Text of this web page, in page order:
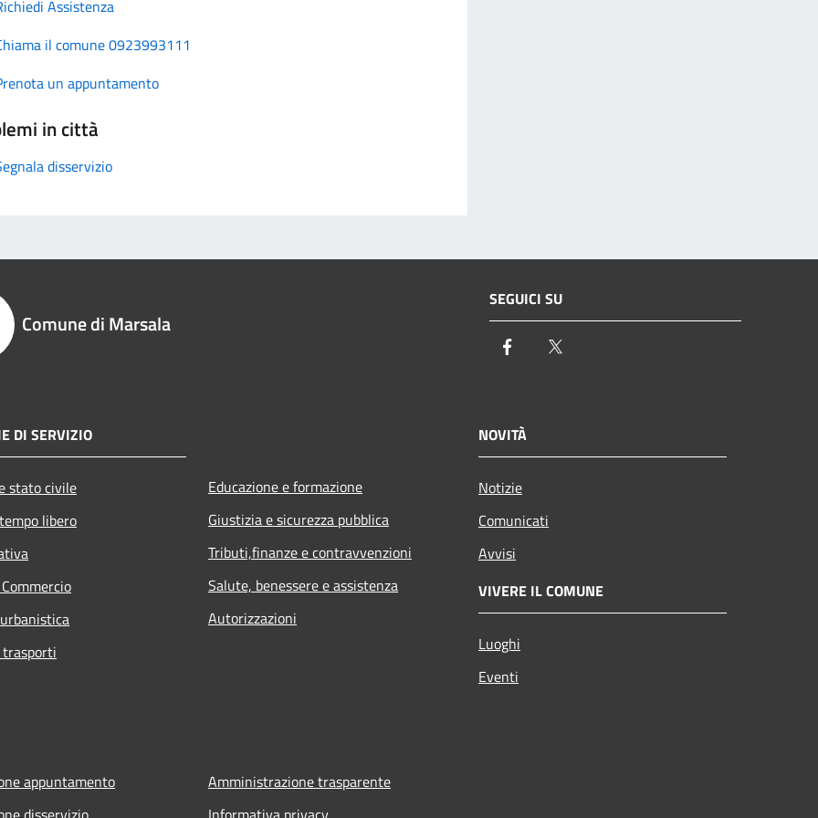
Assistenza
il comune 0923993111
un appuntamento
in città
disservizio
Comune di Marsala
SEGUICI SU
Facebook
DI SERVIZIO
stato civile
libero
Educazione e formazione
Giustizia e sicurezza pubblica
Tributi,finanze e contravvenzioni
Salute, benessere e assistenza
Autorizzazioni
NOVITÀ
Notizie
Comunicati
Avvisi
VIVERE IL COMUNE
Luoghi
Eventi
appuntamento
Amministrazione trasparente